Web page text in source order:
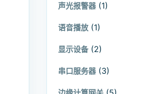
声光报警器 (1)
语音播放 (1)
显示设备 (2)
串口服务器 (3)